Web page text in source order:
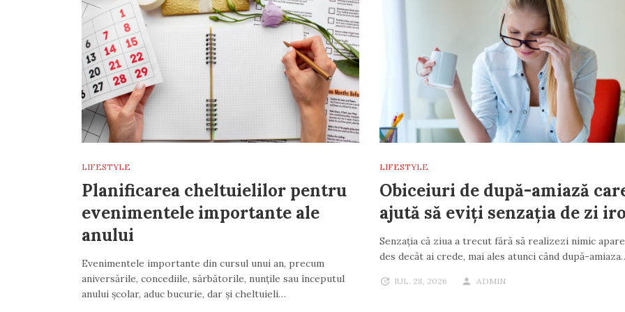
LIFESTYLE
Planificarea cheltuielilor pentru
evenimentele importante ale
anului
Evenimentele importante din cursul unui an, precum
aniversările, concediile, sărbătorile, nunțile sau începutul
anului școlar, aduc bucurie, dar și cheltuieli…
LIFESTYLE
Obiceiuri de după-amiază
ajută să eviți senzația de zi
Senzația că ziua a trecut fără să realizezi nimic
des decât ai crede, mai ales atunci când după-
IUL. 28, 2026 ADMIN